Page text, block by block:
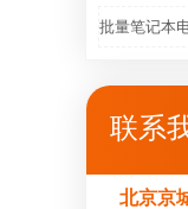
联系
北京京